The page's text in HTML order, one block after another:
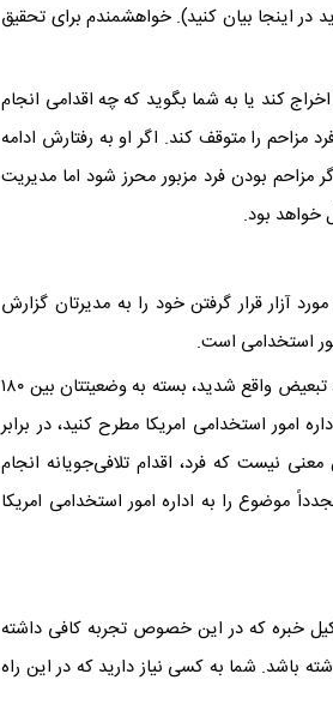
در اینجا بیان کنید). خواهشمندم برای تحقیق
کند یا به شما بگوید که چه اقدامی انجام
مزاحم را متوقف کند. اگر او به رفتارش ادامه
مزاحم بودن فرد مزبور محرز شود اما مدیریت
بود.
آزار قرار گرفتن خود را به مدیرتان گزارش
استخدامی است.
«در متن اصلی مقاله آمده است که در آمریکا از زمانی که شما مورد تبعیض واقع شدید، بسته به وضعیتتان بین ۱۸۰
امور استخدامی امریکا مطرح کنید، در برابر
نیست که فرد، اقدام تلافی‌جویانه انجام
موضوع را به اداره امور استخدامی امریکا
خبره‌ که در این خصوص تجربه کافی داشته
باشد. شما به کسی نیاز دارید که در این راه